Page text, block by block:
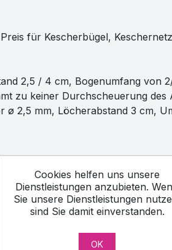
Cookies helfen uns unsere
Dienstleistungen anzubieten.
Sie unsere Dienstleistungen
sind Sie damit einverstanden.
OK
für Kescherbügel,
2,5 / 4 cm, Bogenumfang von
zu keiner Durchscheuerung des
ø 2,5 mm, Löcherabstand 3 cm,